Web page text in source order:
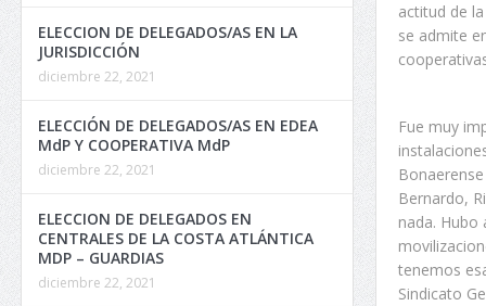
actitud de
se admite
Fue muy
Bernardo,
nada. Hubo
tenemos
Sindicato
ELECCION DE DELEGADOS/AS EN LA
JURISDICCIÓN
diciembre 22, 2021
ELECCIÓN DE DELEGADOS/AS EN EDEA
MdP Y COOPERATIVA MdP
diciembre 22, 2021
ELECCION DE DELEGADOS EN
CENTRALES DE LA COSTA ATLÁNTICA
MDP – GUARDIAS
diciembre 22, 2021